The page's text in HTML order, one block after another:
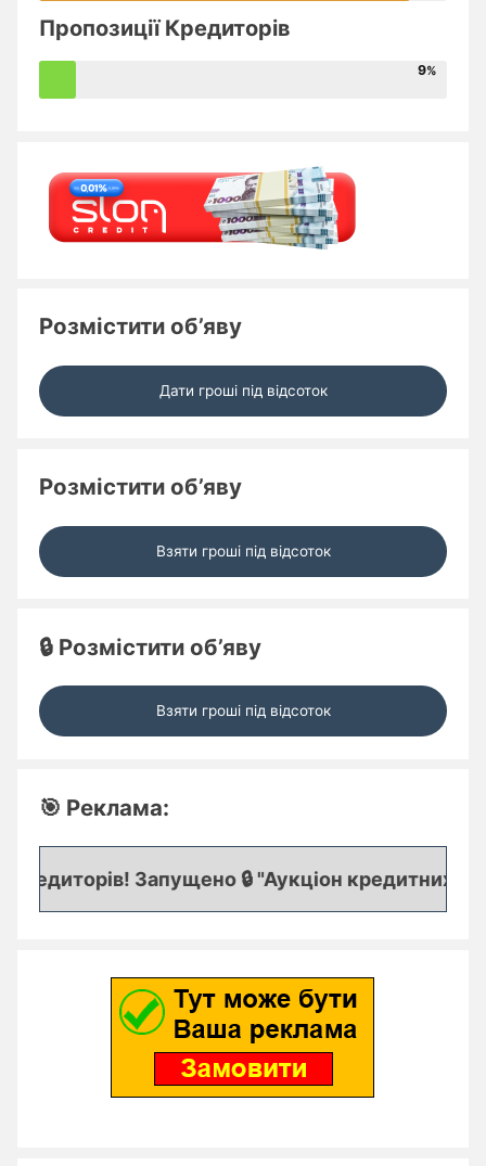
Пропозиції Кредиторів
9
Розмістити об’яву
Дати гроші під відсоток
Розмістити об’яву
Взяти гроші під відсоток
🔒 Розмістити об’яву
Взяти гроші під відсоток
🎯 Реклама:
Запущено 🔒 "Аукціон кредитних